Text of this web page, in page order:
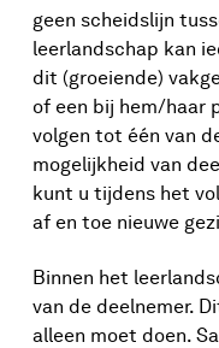
geen scheidslijn
leerlandschap kan
dit (groeiende)
of een bij hem/haar
volgen tot één van
mogelijkheid van
kunt u tijdens het
af en toe nieuwe
Binnen het
van de deelnemer.
alleen moet doen.